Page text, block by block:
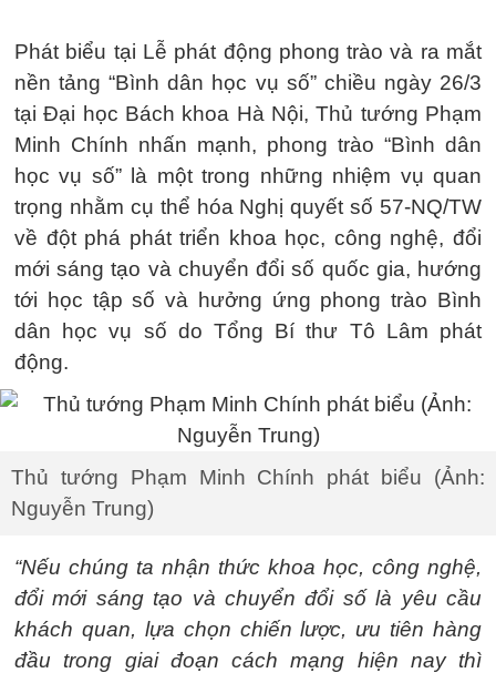
Phát biểu tại Lễ phát động phong trào và ra mắt
nền tảng “Bình dân học vụ số” chiều ngày 26/3
tại Đại học Bách khoa Hà Nội, Thủ tướng Phạm
Minh Chính nhấn mạnh, phong trào “Bình dân
học vụ số” là một trong những nhiệm vụ quan
trọng nhằm cụ thể hóa Nghị quyết số 57-NQ/TW
về đột phá phát triển khoa học, công nghệ, đổi
mới sáng tạo và chuyển đổi số quốc gia, hướng
tới học tập số và hưởng ứng phong trào Bình
dân học vụ số do Tổng Bí thư Tô Lâm phát
động.
Thủ tướng Phạm Minh Chính phát biểu (Ảnh:
Nguyễn Trung)
“Nếu chúng ta nhận thức khoa học, công nghệ,
đổi mới sáng tạo và chuyển đổi số là yêu cầu
khách quan, lựa chọn chiến lược, ưu tiên hàng
đầu trong giai đoạn cách mạng hiện nay thì